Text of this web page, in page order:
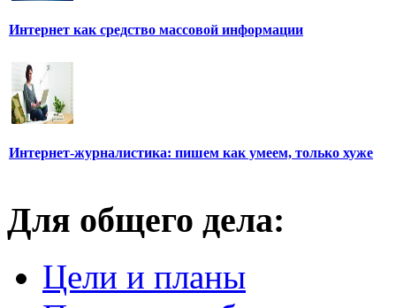
Интернет как средство массовой информации
Интернет-журналистика: пишем как умеем, только хуже
Для общего дела:
Цели и планы